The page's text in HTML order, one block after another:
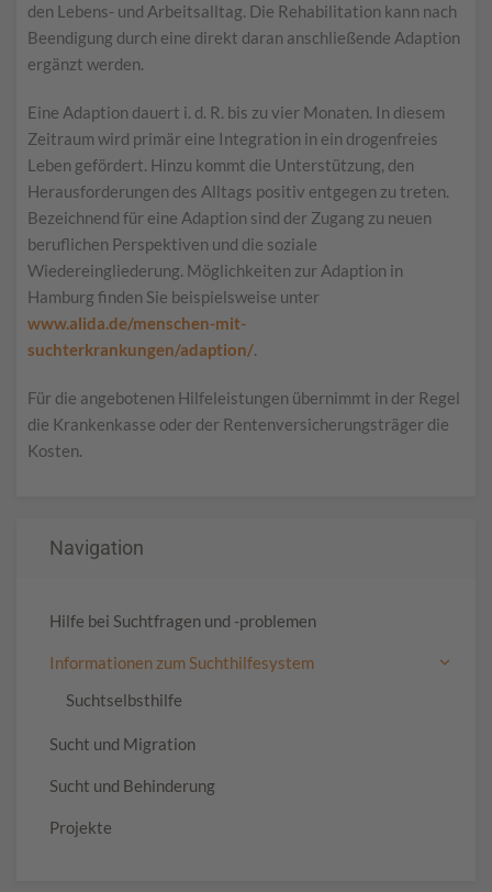
den Lebens- und Arbeitsalltag. Die Rehabilitation kann nach
Beendigung durch eine direkt daran anschließende Adaption
ergänzt werden.
Eine Adaption dauert i. d. R. bis zu vier Monaten. In diesem
Zeitraum wird primär eine Integration in ein drogenfreies
Leben gefördert. Hinzu kommt die Unterstützung, den
Herausforderungen des Alltags positiv entgegen zu treten.
Bezeichnend für eine Adaption sind der Zugang zu neuen
beruflichen Perspektiven und die soziale
Wiedereingliederung. Möglichkeiten zur Adaption in
Hamburg finden Sie beispielsweise unter
www.alida.de/menschen-mit-
suchterkrankungen/adaption/.
Für die angebotenen Hilfeleistungen übernimmt in der Regel
die Krankenkasse oder der Rentenversicherungsträger die
Kosten.
Navigation
Hilfe bei Suchtfragen und -problemen
Informationen zum Suchthilfesystem
Suchtselbsthilfe
Sucht und Migration
Sucht und Behinderung
Projekte